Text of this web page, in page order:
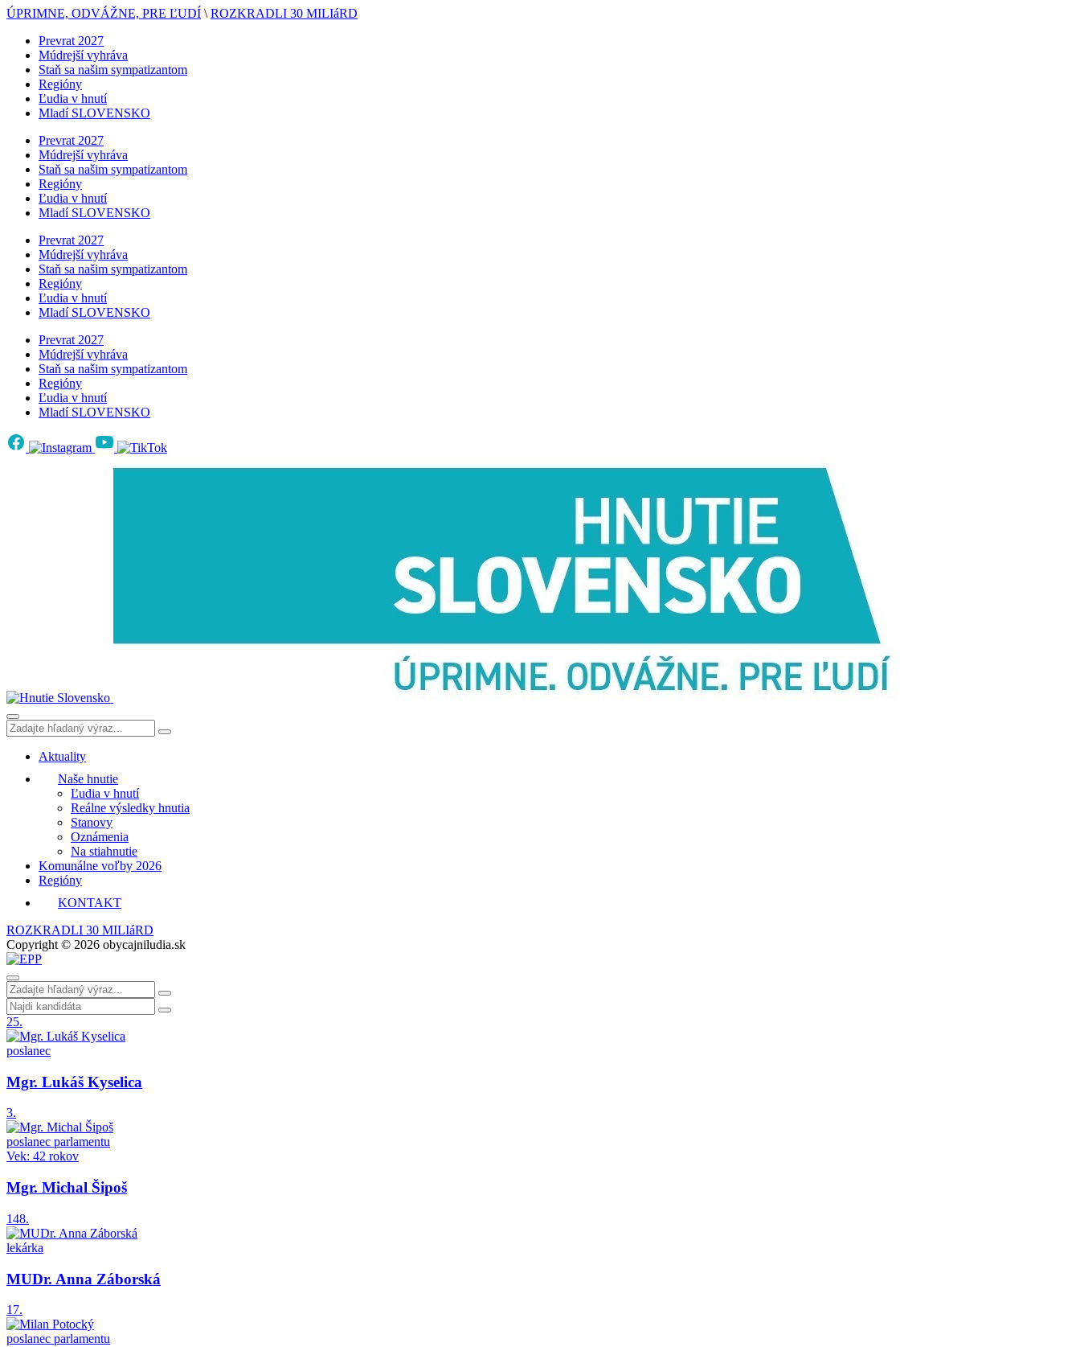
ÚPRIMNE, ODVÁŽNE, PRE ĽUDÍ \ ROZKRADLI 30 MILIáRD
Prevrat 2027
Múdrejší vyhráva
Staň sa našim sympatizantom
Regióny
Ľudia v hnutí
Mladí SLOVENSKO
Prevrat 2027
Múdrejší vyhráva
Staň sa našim sympatizantom
Regióny
Ľudia v hnutí
Mladí SLOVENSKO
Prevrat 2027
Múdrejší vyhráva
Staň sa našim sympatizantom
Regióny
Ľudia v hnutí
Mladí SLOVENSKO
Prevrat 2027
Múdrejší vyhráva
Staň sa našim sympatizantom
Regióny
Ľudia v hnutí
Mladí SLOVENSKO
Aktuality
Naše hnutie
Ľudia v hnutí
Reálne výsledky hnutia
Stanovy
Oznámenia
Na stiahnutie
Komunálne voľby 2026
Regióny
KONTAKT
ROZKRADLI 30 MILIáRD
Copyright © 2026 obycajniludia.sk
25.
poslanec
Mgr. Lukáš Kyselica
3.
poslanec parlamentu
Vek: 42 rokov
Mgr. Michal Šipoš
148.
lekárka
MUDr. Anna Záborská
17.
poslanec parlamentu